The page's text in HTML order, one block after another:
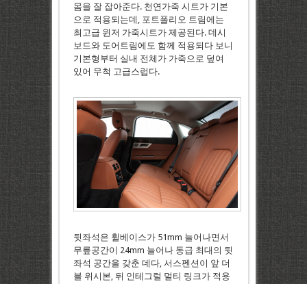
몸을 잘 잡아준다. 천연가죽 시트가 기본
으로 적용되는데, 포트폴리오 트림에는
최고급 윈저 가죽시트가 제공된다. 데시
보드와 도어트림에도 함께 적용되다 보니
기본형부터 실내 전체가 가죽으로 덮여
있어 무척 고급스럽다.
뒷좌석은 휠베이스가 51mm 늘어나면서
무릎공간이 24mm 늘어나 동급 최대의 뒷
좌석 공간을 갖춘 데다, 서스펜션이 앞 더
블 위시본, 뒤 인테그럴 멀티 링크가 적용